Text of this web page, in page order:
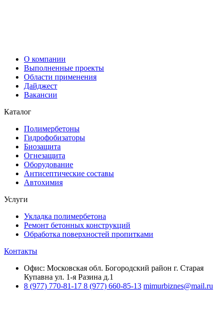
О компании
Выполненные проекты
Области применения
Дайджест
Вакансии
Каталог
Полимербетоны
Гидрофобизаторы
Биозащита
Огнезащита
Оборудование
Антисептические составы
Автохимия
Услуги
Укладка полимербетона
Ремонт бетонных конструкций
Обработка поверхностей пропитками
Контакты
Офис: Московская обл. Богородский район г. Старая
Купавна ул. 1-я Разина д.1
8 (977) 770-81-17 8 (977) 660-85-13 mimurbiznes@mail.ru